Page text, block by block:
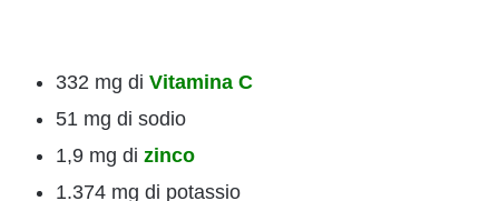
332 mg di Vitamina C
51 mg di sodio
1,9 mg di zinco
1.374 mg di potassio